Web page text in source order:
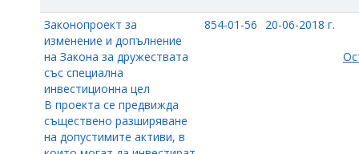
Законопроект за
изменение и допълнение
на Закона за дружествата
със специална
инвестиционна цел
В проекта се предвижда
съществено разширяване
на допустимите активи, в
854-01-56 20-06-2018 г.